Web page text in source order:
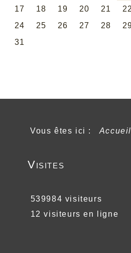
Vous êtes ici : Accueil
Visites
539984 visiteurs
12 visiteurs en ligne